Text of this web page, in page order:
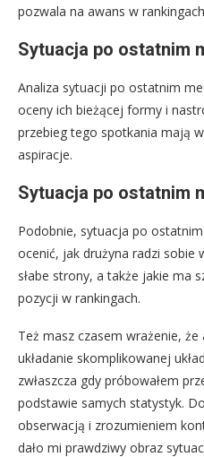
pozwala na awans w
Sytuacja po ostatnim
Analiza sytuacji po ostatnim
oceny ich bieżącej formy i
przebieg tego spotkania mają
aspiracje.
Sytuacja po ostatnim
Podobnie, sytuacja po
ocenić, jak drużyna radzi sobie
słabe strony, a także jakie ma
pozycji w rankingach.
Też masz czasem wrażenie, że
układanie skomplikowanej
zwłaszcza gdy próbowałem
podstawie samych statystyk.
obserwacją i zrozumieniem
dało mi prawdziwy obraz